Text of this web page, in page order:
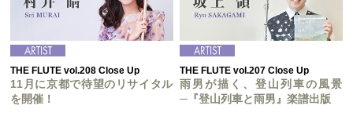
THE FLUTE vol.208 Close Up
11月に京都で待望のリサイタル
を開催！
THE FLUTE vol.207 Close Up
雨男が描く、登山列車の風景
─『登山列車と雨男』楽譜出版